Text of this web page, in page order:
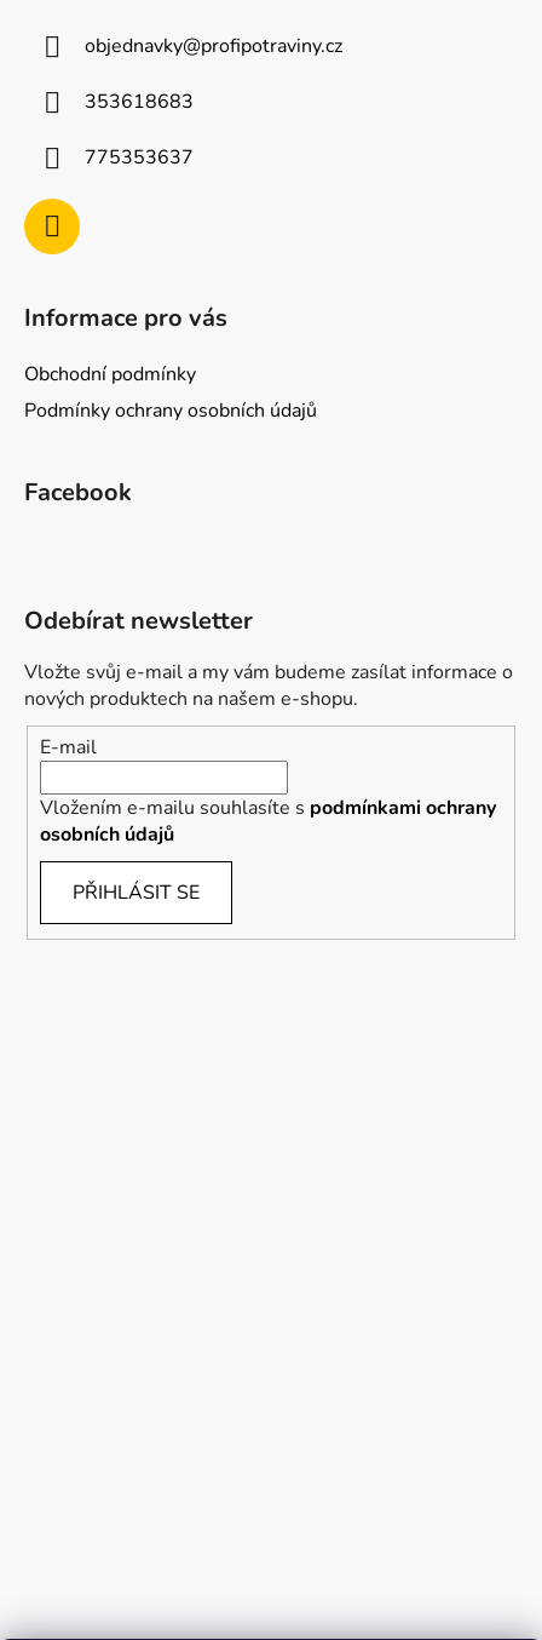
objednavky@profipotraviny.cz
353618683
775353637
Informace pro vás
Obchodní podmínky
Podmínky ochrany osobních údajů
Facebook
Odebírat newsletter
Vložte svůj e-mail a my vám budeme zasílat informace o
nových produktech na našem e-shopu.
E-mail
Vložením e-mailu souhlasíte s podmínkami ochrany
osobních údajů
PŘIHLÁSIT SE